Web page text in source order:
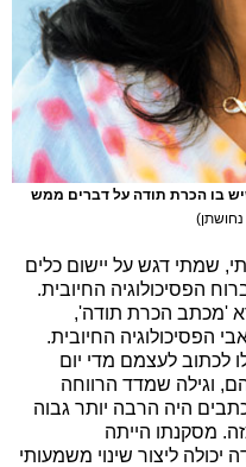
בו הכרת תודה על דברים ממש
נחושתן)
שמתי דגש על יישום כלים
הפסיכולוגיה החיובית.
'מכתב הכרת תודה',
הפסיכולוגיה החיובית.
לכתוב לעצמם מדי יום
וגילה שמדד הרווחה
היה הרבה יותר גבוה
מסקנתו הייתה
יכולה ליצור שינוי משמעותי